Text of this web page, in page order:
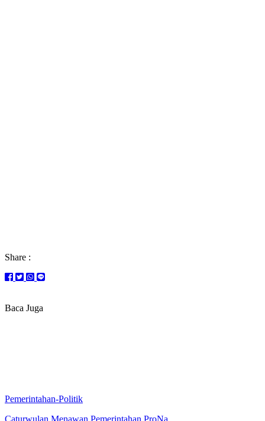
Share :
Baca Juga
Pemerintahan-Politik
Caturwulan Menawan Pemerintahan ProNa.